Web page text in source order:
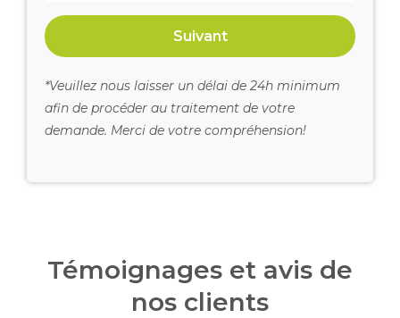
Suivant
*Veuillez nous laisser un délai de 24h minimum
afin de procéder au traitement de votre
demande. Merci de votre compréhension!
Témoignages et avis de
nos clients